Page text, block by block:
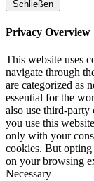
Schließen
Privacy Overview
This website uses
navigate through
are categorized as
essential for the
also use third-party
you use this
only with your
cookies. But opting
on your browsing
Necessary